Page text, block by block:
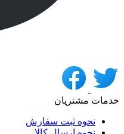
خدمات مشتریان
نحوه ثبت سفارش